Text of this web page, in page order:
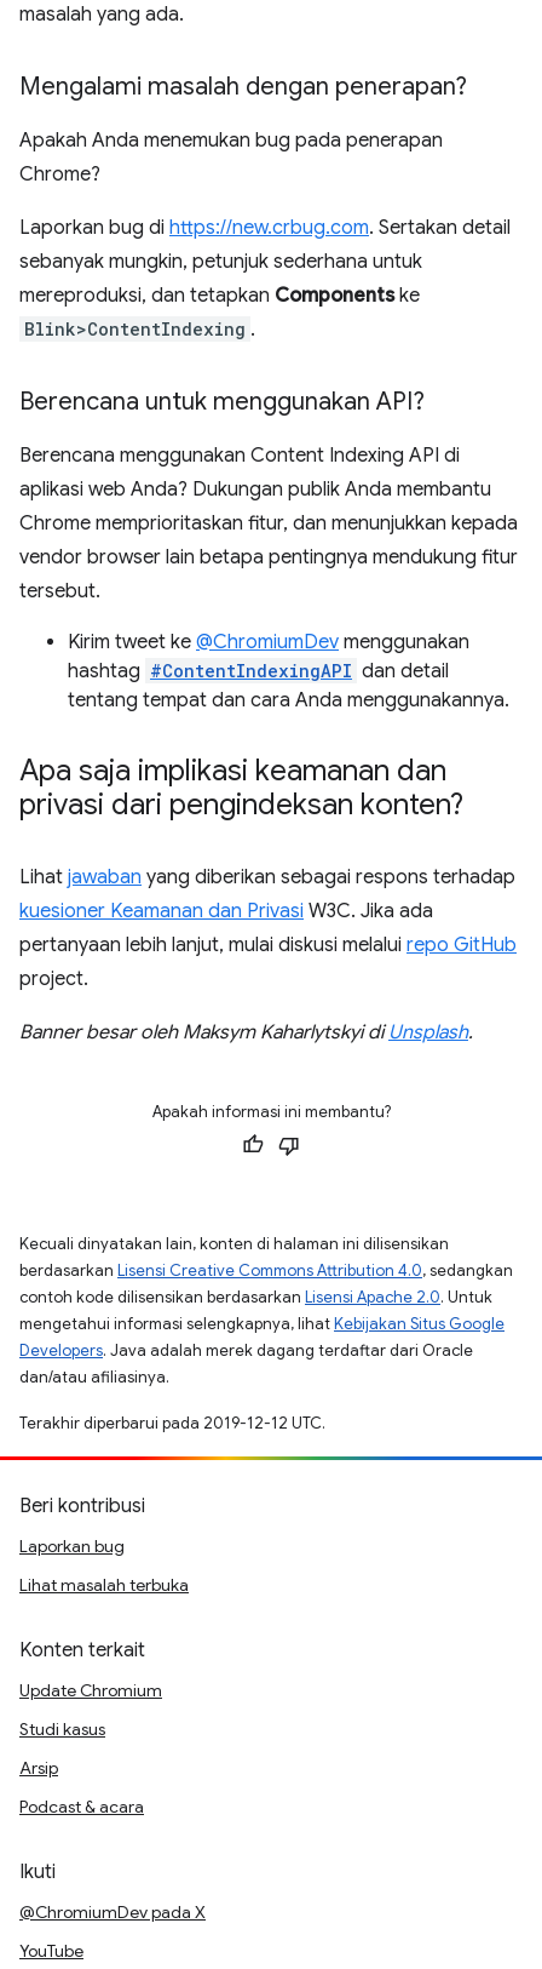
masalah yang ada.
Mengalami masalah dengan penerapan?
Apakah Anda menemukan bug pada penerapan
Chrome?
Laporkan bug di https://new.crbug.com. Sertakan detail
sebanyak mungkin, petunjuk sederhana untuk
mereproduksi, dan tetapkan Componentske
Blink>ContentIndexing .
Berencana untuk menggunakan API?
Berencana menggunakan Content Indexing API di
aplikasi web Anda? Dukungan publik Anda membantu
Chrome memprioritaskan fitur, dan menunjukkan kepada
vendor browser lain betapa pentingnya mendukung fitur
tersebut.
Kirim tweet ke @ChromiumDev menggunakan
hashtag #ContentIndexingAPI dan detail
tentang tempat dan cara Anda menggunakannya.
Apa saja implikasi keamanan dan
privasi dari pengindeksan konten?
Lihat jawaban yang diberikan sebagai respons terhadap
kuesioner Keamanan dan Privasi W3C. Jika ada
pertanyaan lebih lanjut, mulai diskusi melalui repo GitHub
project.
Banner besar oleh Maksym Kaharlytskyi diUnsplash.
Apakah informasi ini membantu?
Kecuali dinyatakan lain, konten di halaman ini dilisensikan
berdasarkan Lisensi Creative Commons Attribution 4.0, sedangkan
contoh kode dilisensikan berdasarkan Lisensi Apache 2.0. Untuk
mengetahui informasi selengkapnya, lihatKebijakan Situs Google
Developers. Java adalah merek dagang terdaftar dari Oracle
dan/atau afiliasinya.
Terakhir diperbarui pada 2019-12-12 UTC.
Beri kontribusi
Laporkan bug
Lihat masalah terbuka
Konten terkait
Update Chromium
Studi kasus
Arsip
Podcast & acara
Ikuti
@ChromiumDev pada X
YouTube